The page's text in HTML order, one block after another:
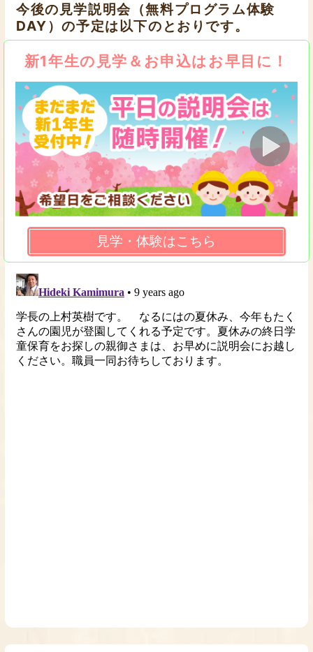
今後の見学説明会（無料プログラム体験
DAY）の予定は以下のとおりです。
新1年生の見学＆お申込はお早目に！
見学・体験はこちら